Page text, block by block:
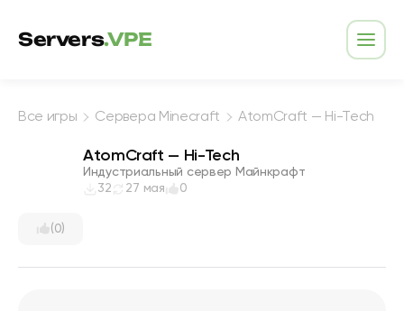
Servers.VPE
Все игры Сервера Minecraft AtomCraft — Hi-Tech
(0)
AtomCraft — Hi-Tech
Индустриальный сервер Майнкрафт
32
27 мая 0